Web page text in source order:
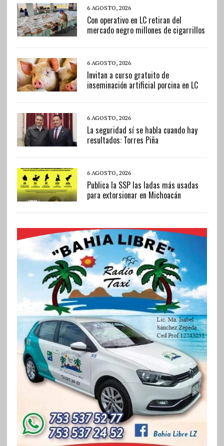
6 AGOSTO, 2026
Con operativo en LC retiran del
mercado negro millones de cigarrillos
6 AGOSTO, 2026
Invitan a curso gratuito de
inseminación artificial porcina en LC
6 AGOSTO, 2026
La seguridad sí se habla cuando hay
resultados: Torres Piña
6 AGOSTO, 2026
Publica la SSP las ladas más usadas
para extorsionar en Michoacán